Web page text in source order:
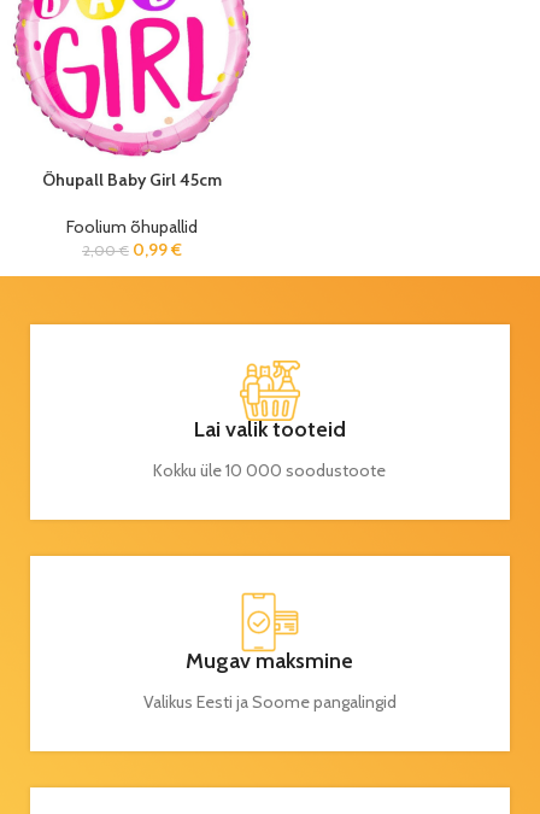
Õhupall Baby Girl 45cm
Foolium õhupallid
2,00€ 0,99€
Lai valik tooteid
Kokku üle 10 000 soodustoote
Mugav maksmine
Valikus Eesti ja Soome pangalingid